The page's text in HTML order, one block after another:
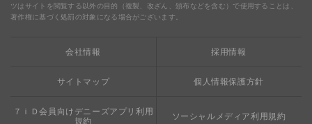
完全メシ
ドリンクバー1杯お持ち帰り
デニャーズまんが
食の安全・安心への取り組み
ツはサイトを閲覧する以外の目的（複製、改ざん、頒布などを含む）で使用することは、
著作権に基づく処罰の対象になる場合がございます。
会社情報 採用情報
サイトマップ 個人情報保護方針
７ｉＤ会員向けデニーズアプリ利用
規約
ソーシャルメディア利用規約